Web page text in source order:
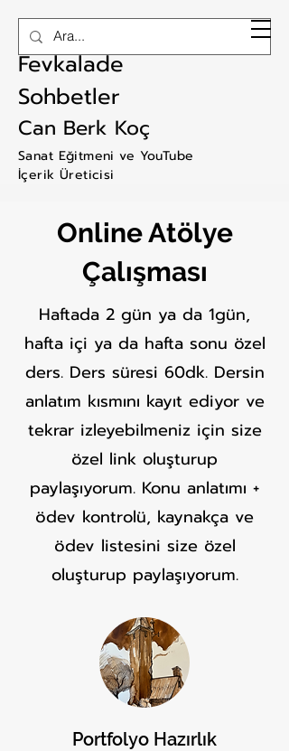
RAM ART
Fevkalade
Sohbetler
Can Berk Koç
Sanat Eğitmeni ve YouTube
İçerik Üreticisi
Online Atölye
Çalışması
Haftada 2 gün ya da 1gün,
hafta içi ya da hafta sonu özel
ders. Ders süresi 60dk. Dersin
anlatım kısmını kayıt ediyor ve
tekrar izleyebilmeniz için size
özel link oluşturup
paylaşıyorum. Konu anlatımı +
ödev kontrolü, kaynakça ve
ödev listesini size özel
oluşturup paylaşıyorum.
Portfolyo Hazırlık